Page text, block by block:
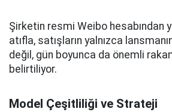
Şirketin resmi Weibo hesabından
atıfla, satışların yalnızca
değil, gün boyunca da önemli
belirtiliyor.
Model Çeşitliliği ve Strateji